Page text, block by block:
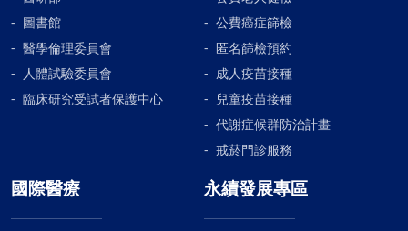
圖書館
醫學倫理委員會
人體試驗委員會
臨床研究受試者保護中心
公費癌症篩檢
匿名篩檢預約
成人疫苗接種
兒童疫苗接種
代謝症候群防治計畫
戒菸門診服務
國際醫療 永續發展專區